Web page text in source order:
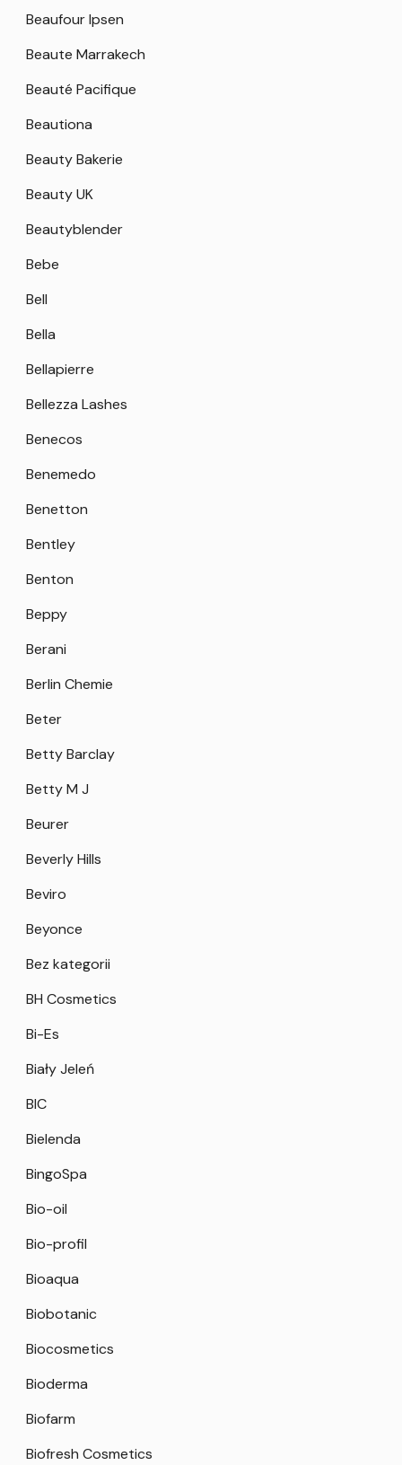
Beaufour Ipsen
Beaute Marrakech
Beauté Pacifique
Beautiona
Beauty Bakerie
Beauty UK
Beautyblender
Bebe
Bell
Bella
Bellapierre
Bellezza Lashes
Benecos
Benemedo
Benetton
Bentley
Benton
Beppy
Berani
Berlin Chemie
Beter
Betty Barclay
Betty M J
Beurer
Beverly Hills
Beviro
Beyonce
Bez kategorii
BH Cosmetics
Bi-Es
Biały Jeleń
BIC
Bielenda
BingoSpa
Bio-oil
Bio-profil
Bioaqua
Biobotanic
Biocosmetics
Bioderma
Biofarm
Biofresh Cosmetics